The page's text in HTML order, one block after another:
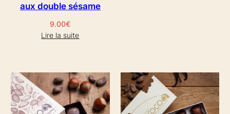
aux double sésame
9.00€
Lire la suite